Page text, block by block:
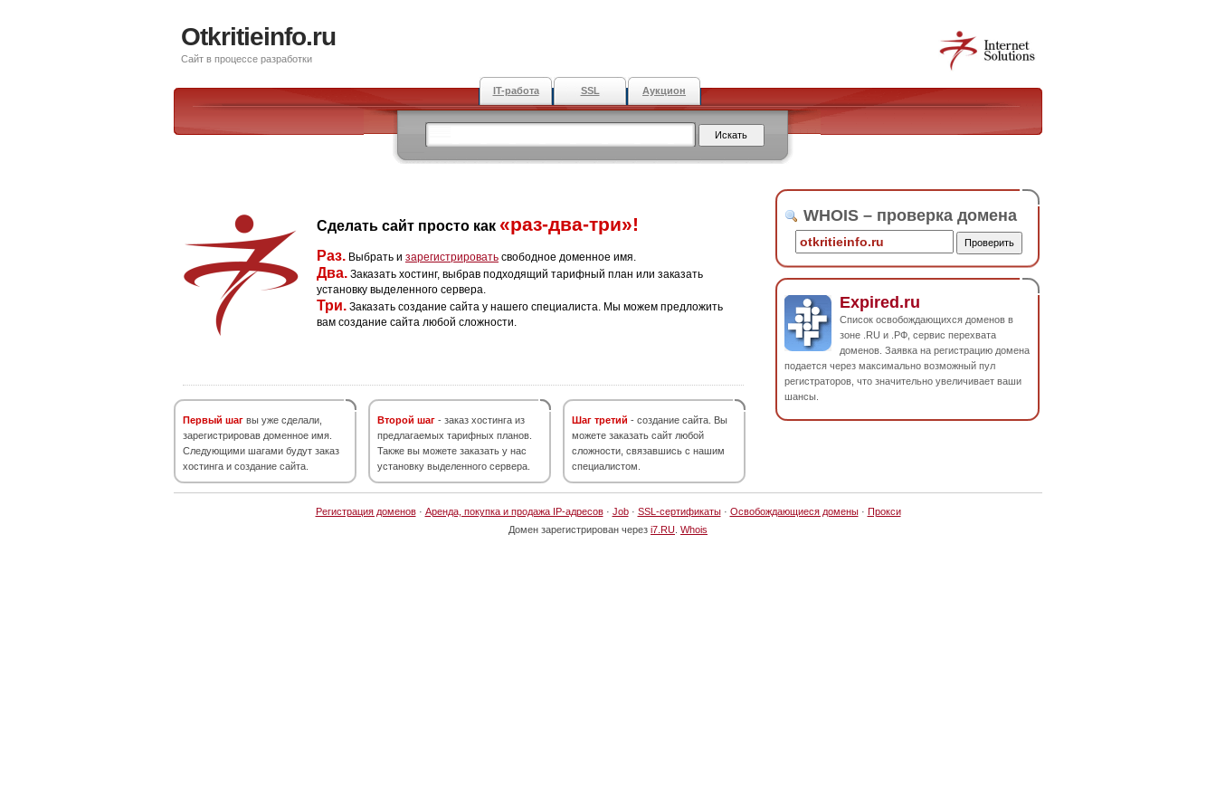
Otkritieinfo.ru
Сайт в процессе разработки
IT-работа SSL Аукцион
Сделать сайт просто как «раз-два-три»!
Раз. Выбрать и зарегистрировать свободное доменное имя.
Два. Заказать хостинг, выбрав подходящий тарифный план или заказать
установку выделенного сервера.
Три. Заказать создание сайта у нашего специалиста. Мы можем предложить
вам создание сайта любой сложности.
Первый шаг вы уже сделали,
зарегистрировав доменное имя.
Следующими шагами будут заказ
хостинга и создание сайта.
Второй шаг - заказ хостинга из
предлагаемых тарифных планов.
Также вы можете заказать у нас
установку выделенного сервера.
Шаг третий - создание сайта. Вы
можете заказать сайт любой
сложности, связавшись с нашим
специалистом.
WHOIS – проверка домена
Expired.ru
Список освобождающихся доменов в
зоне .RU и .РФ, сервис перехвата
доменов. Заявка на регистрацию домена
подается через максимально возможный пул
регистраторов, что значительно увеличивает ваши
шансы.
Регистрация доменов· Аренда, покупка и продажа IP-адресов· Job· SSL-сертификаты· Освобождающиеся домены· Прокси
Домен зарегистрирован через i7.RU Whois